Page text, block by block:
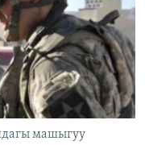
машыгуу